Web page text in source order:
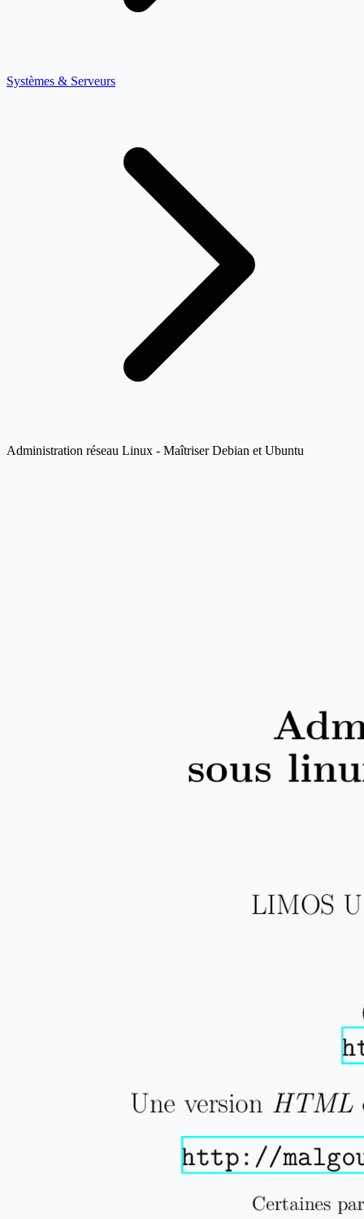
Systèmes & Serveurs
Administration réseau Linux - Maîtriser Debian et Ubuntu